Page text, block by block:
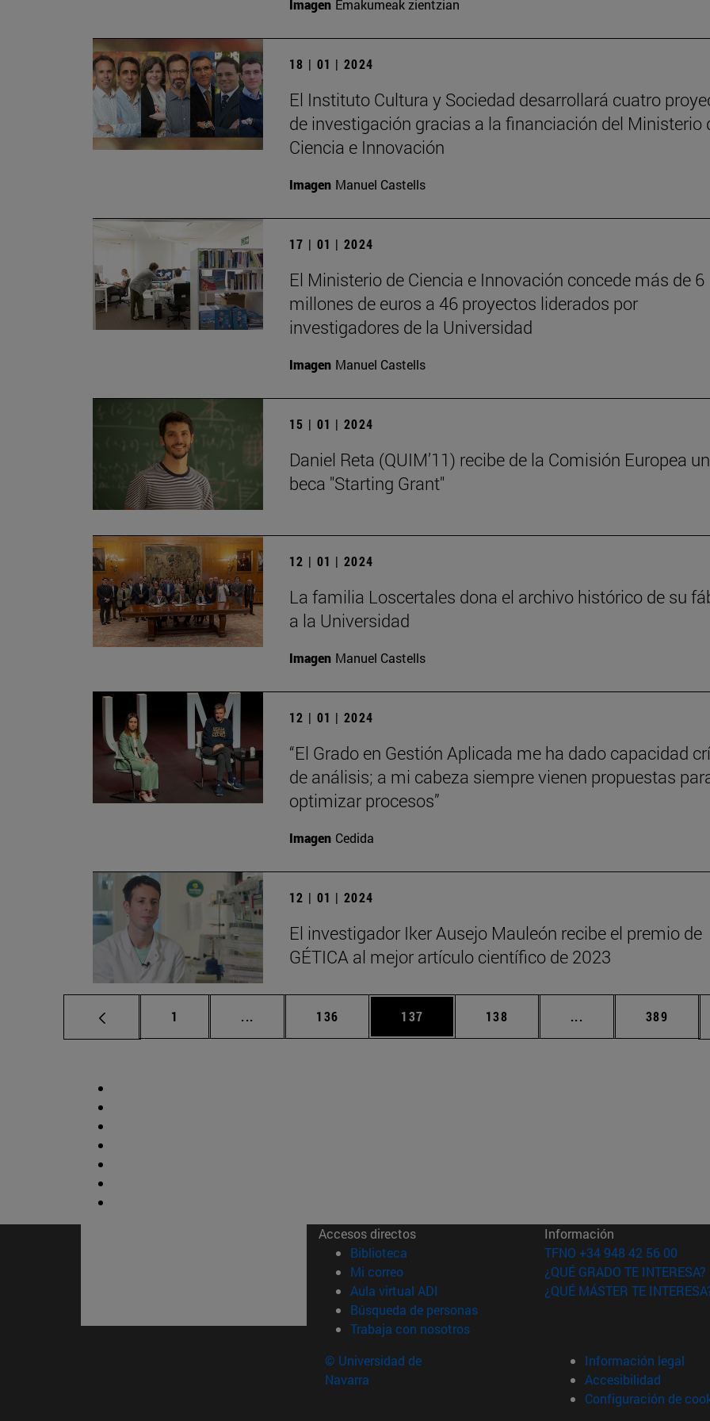
Imagen Emakumeak zientzian
18 | 01 | 2024
El Instituto Cultura y Sociedad desarrollará cuatro
de investigación gracias a la financiación del Ministerio
Ciencia e Innovación
Imagen Manuel Castells
17 | 01 | 2024
El Ministerio de Ciencia e Innovación concede más de 6
millones de euros a 46 proyectos liderados por
investigadores de la Universidad
Imagen Manuel Castells
15 | 01 | 2024
Daniel Reta (QUIM’11) recibe de la Comisión Europea
beca "Starting Grant"
12 | 01 | 2024
La familia Loscertales dona el archivo histórico de su
a la Universidad
Imagen Manuel Castells
12 | 01 | 2024
“El Grado en Gestión Aplicada me ha dado capacidad
de análisis; a mi cabeza siempre vienen propuestas
optimizar procesos”
Imagen Cedida
12 | 01 | 2024
El investigador Iker Ausejo Mauleón recibe el premio de
GÉTICA al mejor artículo científico de 2023
Página
1 ... Páginas intermedias Use TAB para desplazarse.
Página
136 Página
137 Página
138 ... Páginas intermedias
Página
389
Accesos directos
Biblioteca (abre en nueva ventana)
Mi correo(abre en nueva ventana)
Aula virtual ADI (abre en nueva ventana)
Búsqueda de personas(abre en nueva ventana)
Trabaja con nosotros(abre en nueva ventana)
Información
TFNO +34 948 42 56 00
¿QUÉ GRADO TE INTERESA?
¿QUÉ MÁSTER TE
© Universidad de
Navarra
Información legal
Accesibilidad
Configuración de